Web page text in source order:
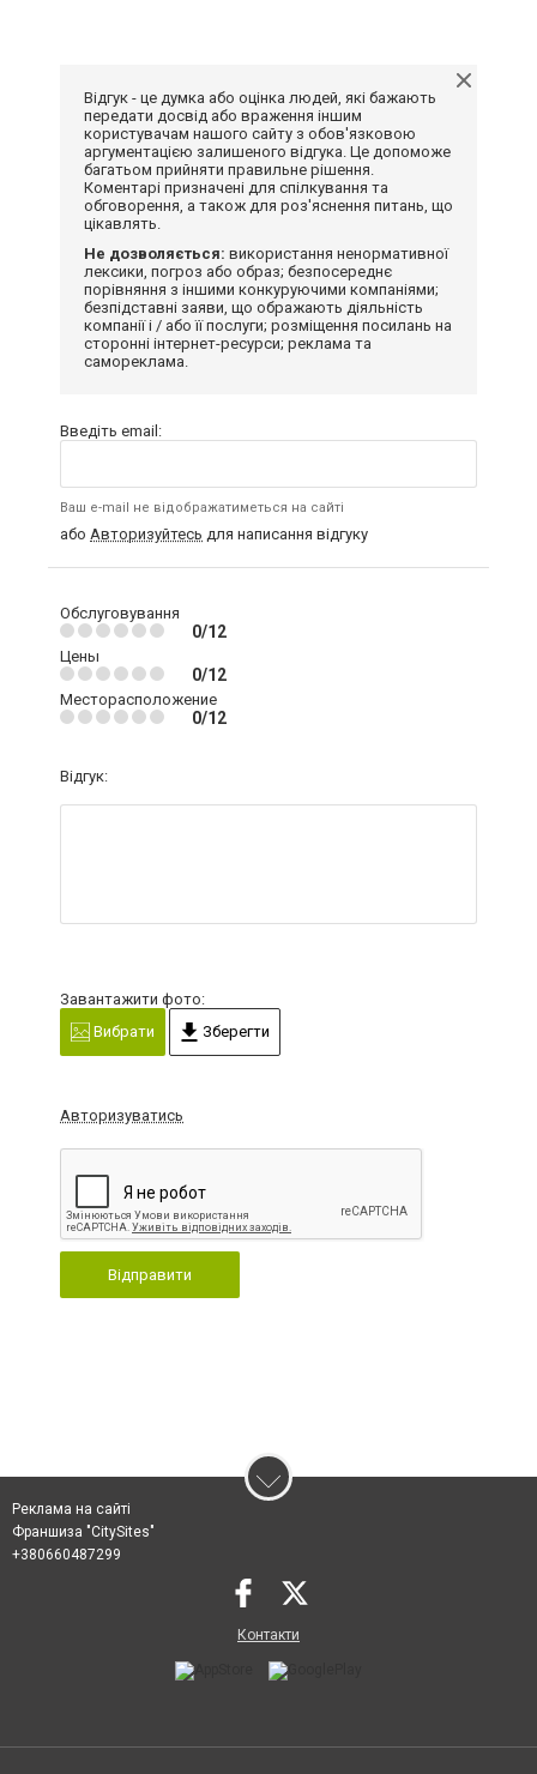
Відгук - це думка або оцінка людей, які бажають
передати досвід або враження іншим
користувачам нашого сайту з обов'язковою
аргументацією залишеного відгука. Це допоможе
багатьом прийняти правильне рішення.
Коментарі призначені для спілкування та
обговорення, а також для роз'яснення питань, що
цікавлять.
Не дозволяється: використання ненормативної
лексики, погроз або образ; безпосереднє
порівняння з іншими конкуруючими компаніями;
безпідставні заяви, що ображають діяльність
компанії і / або її послуги; розміщення посилань на
сторонні інтернет-ресурси; реклама та
самореклама.
Введіть email:
Ваш e-mail не відображатиметься на сайті
або Авторизуйтесь для написання відгуку
Обслуговування
0/12
Цены
0/12
Месторасположение
0/12
Відгук:
Завантажити фото:
Вибрати
Зберегти
Авторизуватись
Відправити
Реклама на сайті
Франшиза "CitySites"
+380660487299
Контакти